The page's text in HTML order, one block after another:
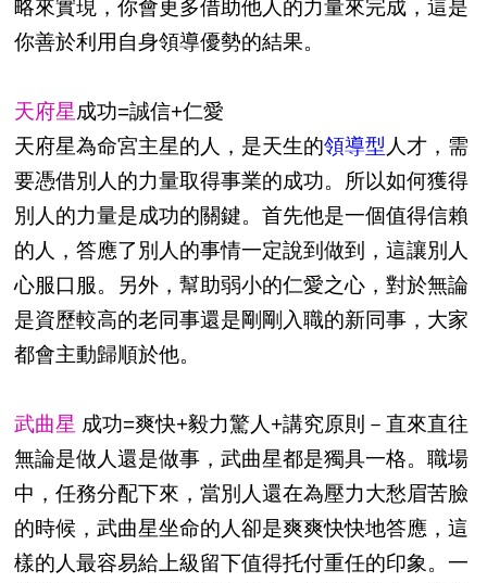
略來實現，你會更多借助他人的力量來完成，這是
你善於利用自身領導優勢的結果。
天府星成功=誠信+仁愛
天府星為命宮主星的人，是天生的領導型 人才，需
要憑借別人的力量取得事業的成功。所以如何獲得
別人的力量是成功的關鍵。首先他是一個值得信賴
的人，答應了別人的事情一定說到做到，這讓別人
心服口服。另外，幫助弱小的仁愛之心，對於無論
是資歷較高的老同事還是剛剛入職的新同事，大家
都會主動歸順於他。
武曲星 成功=爽快+毅力驚人+講究原則－直來直往
無論是做人還是做事，武曲星都是獨具一格。職場
中，任務分配下來，當別人還在為壓力大愁眉苦臉
的時候，武曲星坐命的人卻是爽爽快快地答應，這
樣的人最容易給上級留下值得托付重任的印象。一